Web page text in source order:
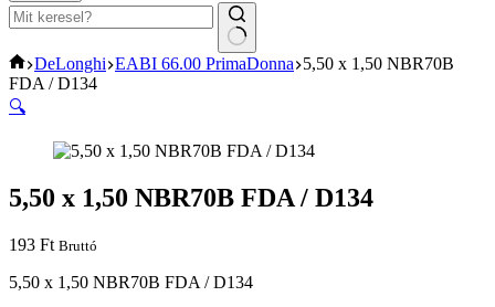
No
results
Home
DeLonghi EABI 66.00 PrimaDonna 5,50 x 1,50 NBR70B
FDA / D134
🔍
5,50 x 1,50 NBR70B FDA / D134
193 Ft Bruttó
5,50 x 1,50 NBR70B FDA / D134